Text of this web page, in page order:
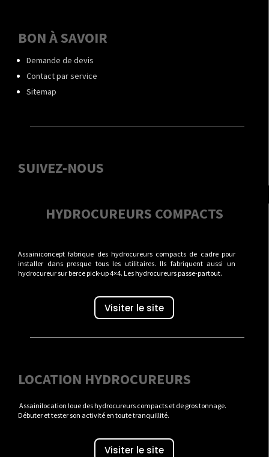
BON À SAVOIR
Demande de devis
Contact par service
Sitemap
SUIVEZ-NOUS
HYDROCUREURS COMPACTS
Assainiconcept fabrique des hydrocureurs compacts de cadre pour
installer dans presque tous les utilitaires. Ils fabriquent aussi un
hydrocureur sur berce pick-up 4×4. Les hydrocureurs passe-partout.
Visiter le site
LOCATION HYDROCUREURS
Assainilocation loue des hydrocureurs compacts et de gros tonnage.
Débuter et tester son activité en toute tranquillité.
Visiter le site